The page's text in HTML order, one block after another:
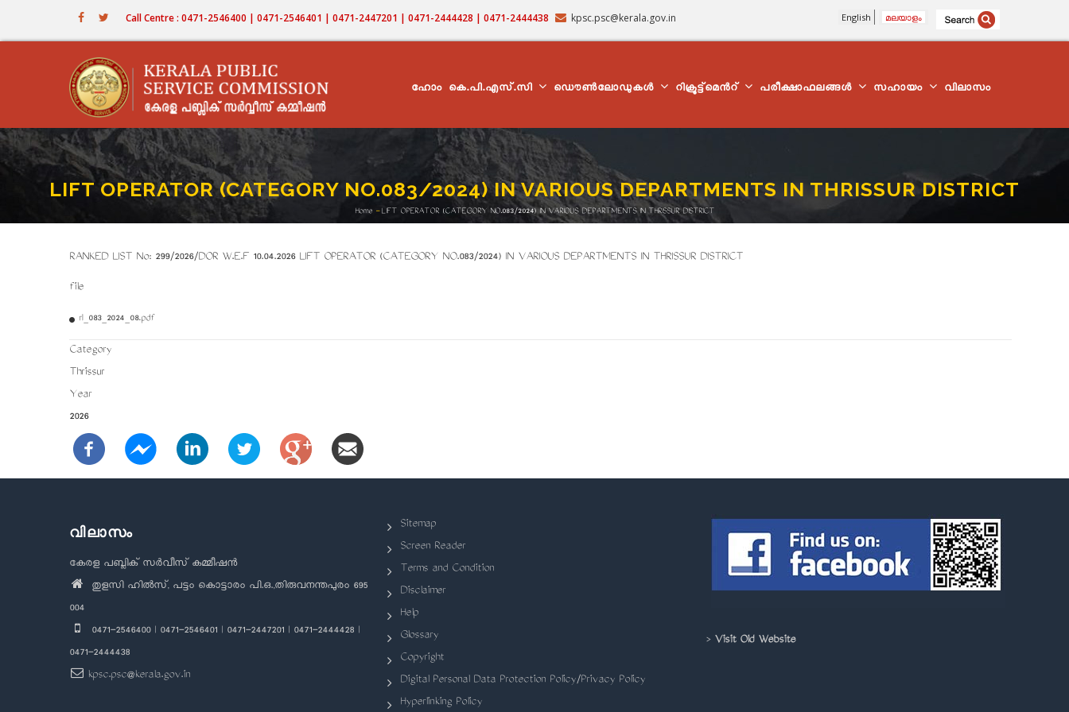
Call Centre : 0471-2546400 | 0471-2546401 | 0471-2447201 | 0471-2444428 | 0471-2444438 kpsc.psc@kerala.gov.in English മലയാളം
NAVIGATION
ഹോം കെ.പി.എസ്.സി ഡൌൺലോഡുകൾ റിക്രൂട്ട്മെന്‍റ് പരീക്ഷാഫലങ്ങൾ സഹായം വിലാസം
LIFT OPERATOR (CATEGORY NO.083/2024) IN VARIOUS DEPARTMENTS IN THRISSUR DISTRICT
Breadcrumb
Home - LIFT OPERATOR (CATEGORY NO.083/2024) IN VARIOUS DEPARTMENTS IN THRISSUR DISTRICT
RANKED LIST No: 299/2026/DOR W.E.F 10.04.2026 LIFT OPERATOR (CATEGORY NO.083/2024) IN VARIOUS DEPARTMENTS IN THRISSUR DISTRICT
file
rl_083_2024_08.pdf
Category
Thrissur
Year
2026
വിലാസം
കേരള പബ്ലിക് സർവീസ് കമ്മീഷൻ
തുളസി ഹിൽസ്, പട്ടം കൊട്ടാരം പി.ഒ.,തിരുവനന്തപുരം 695
004
0471-2546400 | 0471-2546401 | 0471-2447201 | 0471-2444428 |
0471-2444438
kpsc.psc@kerala.gov.in
Sitemap
Screen Reader
Terms and Condition
Disclaimer
Help
Glossary
Copyright
Digital Personal Data Protection Policy/Privacy Policy
Hyperlinking Policy
> Visit Old Website